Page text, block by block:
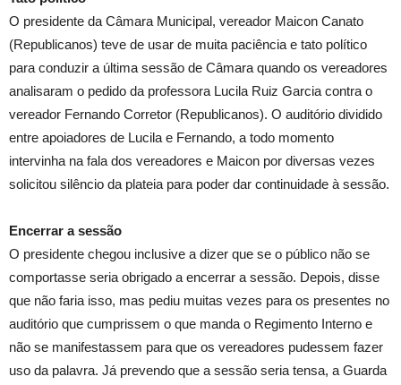
O presidente da Câmara Municipal, vereador Maicon Canato
(Republicanos) teve de usar de muita paciência e tato político
para conduzir a última sessão de Câmara quando os vereadores
analisaram o pedido da professora Lucila Ruiz Garcia contra o
vereador Fernando Corretor (Republicanos). O auditório dividido
entre apoiadores de Lucila e Fernando, a todo momento
intervinha na fala dos vereadores e Maicon por diversas vezes
solicitou silêncio da plateia para poder dar continuidade à sessão.
Encerrar a sessão
O presidente chegou inclusive a dizer que se o público não se
comportasse seria obrigado a encerrar a sessão. Depois, disse
que não faria isso, mas pediu muitas vezes para os presentes no
auditório que cumprissem o que manda o Regimento Interno e
não se manifestassem para que os vereadores pudessem fazer
uso da palavra. Já prevendo que a sessão seria tensa, a Guarda